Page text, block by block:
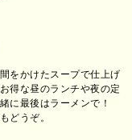
をかけたスープで仕上げ
得な昼のランチや夜の定
に最後はラーメンで！
どうぞ。